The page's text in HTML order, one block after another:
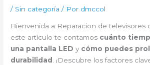
/ Sin categoría / Por dmccol
Bienvenida a Reparacion de televisores
este artículo te contamos cuánto
una pantalla LED y cómo puedes
durabilidad . ¡Descubre los factores